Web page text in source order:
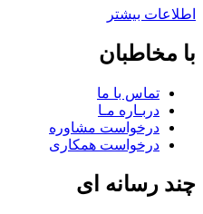
اطلاعات بیشتر
با مخاطبان
تماس با ما
دربـاره مـا
درخواست مشاوره
درخواست همکاری
چند رسانه ای